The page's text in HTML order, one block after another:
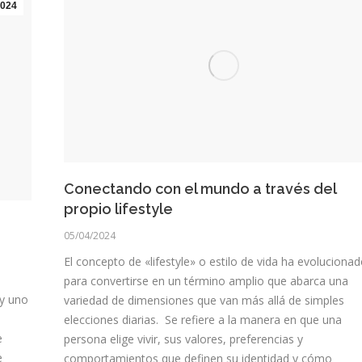
Conectando con el mundo a través del
propio lifestyle
05/04/2024
El concepto de «lifestyle» o estilo de vida ha
para convertirse en un término amplio que abarca una
variedad de dimensiones que van más allá de simples
elecciones diarias. Se refiere a la manera en que una
persona elige vivir, sus valores, preferencias y
comportamientos que definen su identidad y cómo
uno